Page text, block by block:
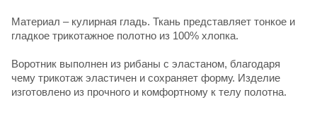
Материал – кулирная гладь. Ткань представляет тонкое и
гладкое трикотажное полотно из 100% хлопка.
Воротник выполнен из рибаны с эластаном, благодаря
чему трикотаж эластичен и сохраняет форму. Изделие
изготовлено из прочного и комфортному к телу полотна.